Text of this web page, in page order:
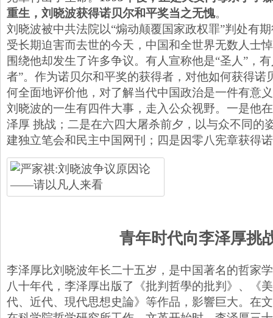
重生，刘晓波获得诺贝尔和平奖当之无愧。
刘晓波被中共法院以“煽动颠覆国家政权罪”判处有
受长期迫害而去世的今天，中国和全世界无数人士
围绕他却发生了许多争议。有人宣称他是“圣人”，
者”。作为诺贝尔和平奖的获得者，对他如何获得诺
何全面地评价他，对了解当代中国政治是一件有意
刘晓波的一生有四件大事，走入公众视野。一是他
泽厚 挑战；二是在六四大屠杀前夕，以与众不同的
建独立笔会和民主中国网刊；四是因零八宪章获得
青年时代向李泽厚挑
李泽厚比刘晓波年长二十五岁，是中国著名的哲家
八十年代，李泽厚出版了《批判哲學的批判》、《
代、近代、現代思想史論》等作品，影響巨大。在